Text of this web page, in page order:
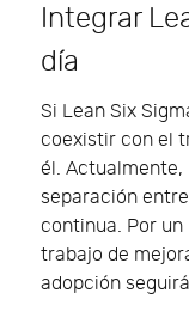
Integrar
día
Si Lean Six
coexistir con el
él. Actualmente,
separación
continua. Por
trabajo de
adopción